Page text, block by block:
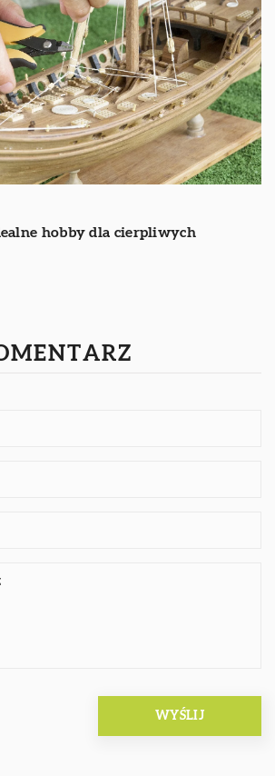
hobby dla cierpliwych